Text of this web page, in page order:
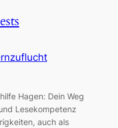
Hagen: Dein Weg
Lesekompetenz
auch als